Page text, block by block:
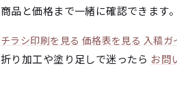
商品と価格まで一緒に確認できます。
チラシ印刷を見る 価格表を見る 入稿ガ
折り加工や塗り足しで迷ったら お問